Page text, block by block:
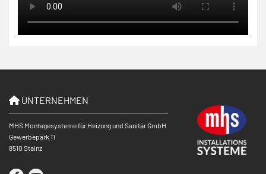
 UNTERNEHMEN
MHS Montagesysteme für Heizung und Sanitär GmbH
Gewerbepark 11
8510 Stainz